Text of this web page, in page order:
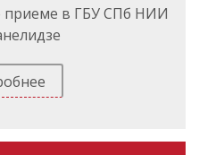
в ГБУ СПб НИИ